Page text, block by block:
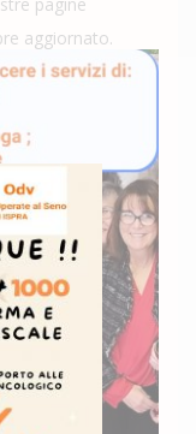
pagine
aggiornato.
denuncia
C.F.
sono detraibili
la
di Varese
e centri medici
2021.